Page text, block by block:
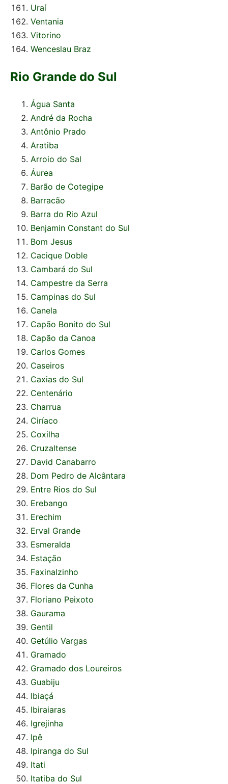
Uraí
Ventania
Vitorino
Wenceslau Braz
Rio Grande do Sul
Água Santa
André da Rocha
Antônio Prado
Aratiba
Arroio do Sal
Áurea
Barão de Cotegipe
Barracão
Barra do Rio Azul
Benjamin Constant do Sul
Bom Jesus
Cacique Doble
Cambará do Sul
Campestre da Serra
Campinas do Sul
Canela
Capão Bonito do Sul
Capão da Canoa
Carlos Gomes
Caseiros
Caxias do Sul
Centenário
Charrua
Ciríaco
Coxilha
Cruzaltense
David Canabarro
Dom Pedro de Alcântara
Entre Rios do Sul
Erebango
Erechim
Erval Grande
Esmeralda
Estação
Faxinalzinho
Flores da Cunha
Floriano Peixoto
Gaurama
Gentil
Getúlio Vargas
Gramado
Gramado dos Loureiros
Guabiju
Ibiaçá
Ibiraiaras
Igrejinha
Ipê
Ipiranga do Sul
Itati
Itatiba do Sul